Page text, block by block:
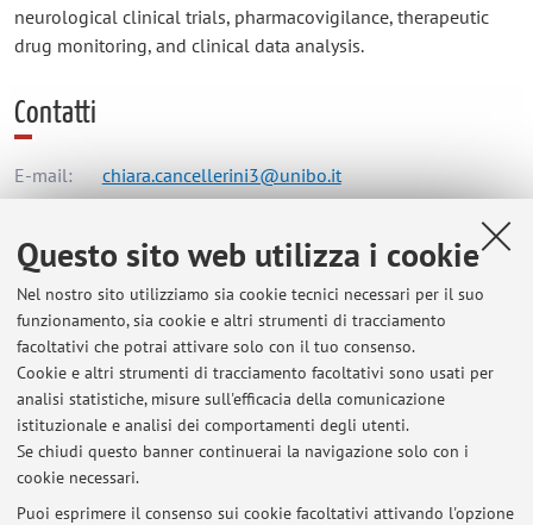
Questo sito web utilizza i cookie
Nel nostro sito utilizziamo sia cookie tecnici necessari per il suo
funzionamento, sia cookie e altri strumenti di tracciamento
facoltativi che potrai attivare solo con il tuo consenso.
Cookie e altri strumenti di tracciamento facoltativi sono usati per
analisi statistiche, misure sull'efficacia della comunicazione
istituzionale e analisi dei comportamenti degli utenti.
Se chiudi questo banner continuerai la navigazione solo con i
cookie necessari.
Puoi esprimere il consenso sui cookie facoltativi attivando l'opzione
neurological clinical trials, pharmacovigilance, therapeutic
drug monitoring, and clinical data analysis.
Contatti
E-mail: chiara.cancellerini3@unibo.it
Dipartimento di Scienze Biomediche e Neuromotorie
Via Massarenti 9, Bologna -Vai alla mappa
Risorse in rete
ORCID